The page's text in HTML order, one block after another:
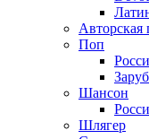
Авторская
Поп
Шансон
Шлягер